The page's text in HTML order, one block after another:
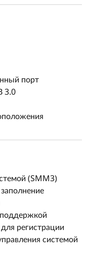
порт
3.0
(SMM3)
поддержкой
регистрации
системой